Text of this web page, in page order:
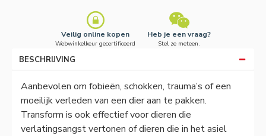
Veilig online kopen
Webwinkelkeur gecertificeerd
Heb je een vraag?
Stel ze meteen.
BESCHRIJVING
Aanbevolen om fobieën, schokken, trauma’s of een
moeilijk verleden van een dier aan te pakken.
Transform is ook effectief voor dieren die
verlatingsangst vertonen of dieren die in het asiel